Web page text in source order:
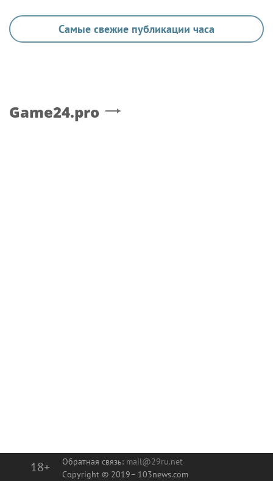
Самые свежие публикации часа
Game24.pro
18+ Обратная связь: mail@29ru.net
Copyright © 2019– 103news.com